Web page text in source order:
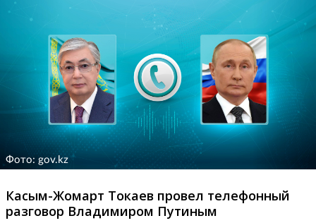
Фото: gov.kz
Касым-Жомарт Токаев провел телефонный
разговор Владимиром Путиным